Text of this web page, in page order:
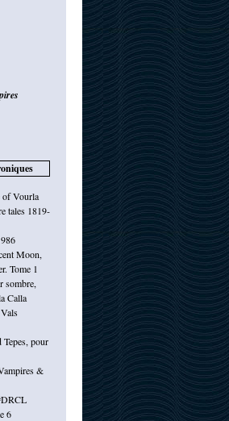
of Vourla
tales 1819-
Moon,
Tome 1
sombre,
Calla
pour
&
6